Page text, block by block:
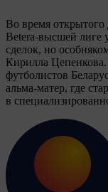
Во время открытого
Betera-высшей лиге
сделок, но
Кирилла
футболистов
альма-матер, где
в